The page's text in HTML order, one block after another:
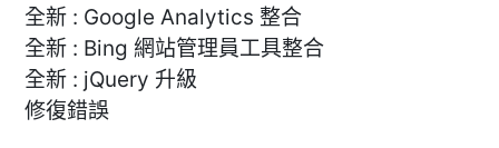
全新 : Google Analytics 整合
全新 : Bing 網站管理員工具整合
全新 : jQuery 升級
修復錯誤